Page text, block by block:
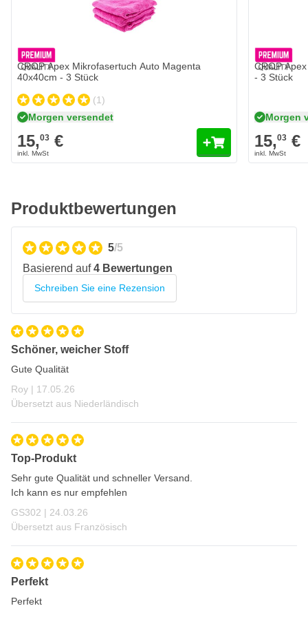
Produkteigenschaften CROP Apex Mikrofasertuch
Kantenlos
Geeignet für das sichere Abwischen von
Langlebig und strapazierfähig
Sicher für alle Arten von Autolacken
Hergestellt aus weicher und hochwertiger Mikrofaser
Erhältlich in vier Farben
450 g/m²
CROP Apex Mikrofasertuch Auto Magenta
40x40cm - 3 Stück
(1)
Morgen versendet
15,03 €
CROP
- 3 Stück
Morgen
15,03 €
Produktbewertungen
5/5
Basierend auf4 Bewertungen
Schreiben Sie eine Rezension
Schöner, weicher Stoff
Gute Qualität
Roy | 17. Mai 2026
17.05.26
Übersetzt aus Niederländisch
Top-Produkt
Sehr gute Qualität und schneller Versand.
Ich kann es nur empfehlen
GS302 | 24. März 2026
24.03.26
Übersetzt aus Französisch
Perfekt
Perfekt